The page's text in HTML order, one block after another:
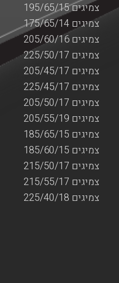
צמיגים 195/65/15
צמיגים 175/65/14
צמיגים 205/60/16
צמיגים 225/50/17
צמיגים 205/45/17
צמיגים 225/45/17
צמיגים 205/50/17
צמיגים 205/55/19
צמיגים 185/65/15
צמיגים 185/60/15
צמיגים 215/50/17
צמיגים 215/55/17
צמיגים 225/40/18